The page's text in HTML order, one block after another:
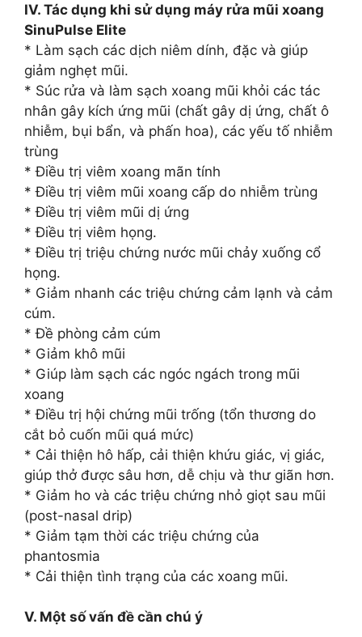
IV. Tác dụng khi sử dụng máy rửa mũi xoang
SinuPulse Elite
* Làm sạch các dịch niêm dính, đặc và giúp
giảm nghẹt mũi.
* Súc rửa và làm sạch xoang mũi khỏi các tác
nhân gây kích ứng mũi (chất gây dị ứng, chất ô
nhiễm, bụi bẩn, và phấn hoa), các yếu tố nhiễm
trùng
* Điều trị viêm xoang mãn tính
* Điều trị viêm mũi xoang cấp do nhiễm trùng
* Điều trị viêm mũi dị ứng
* Điều trị viêm họng.
* Điều trị triệu chứng nước mũi chảy xuống cổ
họng.
* Giảm nhanh các triệu chứng cảm lạnh và cảm
cúm.
* Đề phòng cảm cúm
* Giảm khô mũi
* Giúp làm sạch các ngóc ngách trong mũi
xoang
* Điều trị hội chứng mũi trống (tổn thương do
cắt bỏ cuốn mũi quá mức)
* Cải thiện hô hấp, cải thiện khứu giác, vị giác,
giúp thở được sâu hơn, dễ chịu và thư giãn hơn.
* Giảm ho và các triệu chứng nhỏ giọt sau mũi
(post-nasal drip)
* Giảm tạm thời các triệu chứng của
phantosmia
* Cải thiện tình trạng của các xoang mũi.
V. Một số vấn đề cần chú ý